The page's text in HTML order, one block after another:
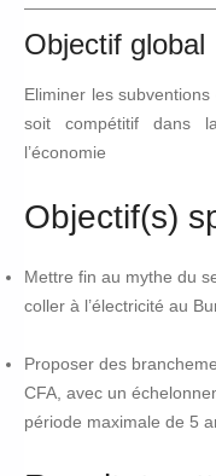
Objectif global
Eliminer les
soit compétitif dans
l’économie
Objectif(s)
Mettre fin au mythe du
coller à l’électricité au
Proposer des
CFA, avec un
période maximale de 5